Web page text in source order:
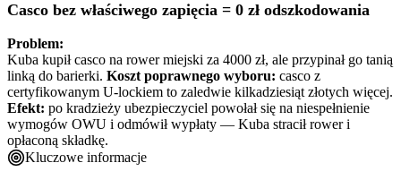
Casco bez właściwego zapięcia = 0 zł odszkodowania
Problem:
Kuba kupił casco na rower miejski za 4000 zł, ale przypinał go tanią
linką do barierki. Koszt poprawnego wyboru: casco z
certyfikowanym U-lockiem to zaledwie kilkadziesiąt złotych więcej.
Efekt: po kradzieży ubezpieczyciel powołał się na niespełnienie
wymogów OWU i odmówił wypłaty — Kuba stracił rower i
opłaconą składkę.
Kluczowe informacje